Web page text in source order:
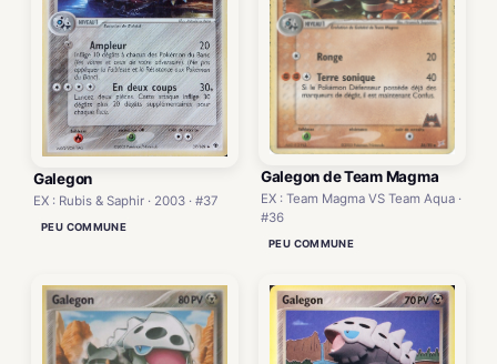
Galegon
EX : Rubis & Saphir · 2003 · #37
PEU COMMUNE
Galegon de Team Magma
EX : Team Magma VS Team Aqua ·
#36
PEU COMMUNE